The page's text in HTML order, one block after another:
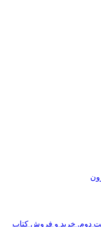
دوم, خرید و فروش کتاب